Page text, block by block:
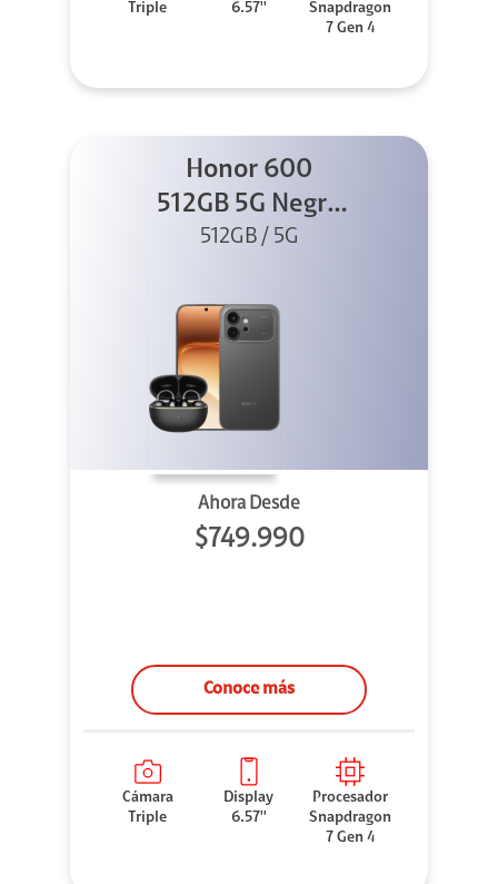
Triple
6.57''
Snapdragon
7 Gen 4
Honor 600
512GB 5G Negro
+ Clip 2
512GB / 5G
Ahora Desde
$749.990
Conoce más
Cámara
Triple
Display
6.57''
Procesador
Snapdragon
7 Gen 4